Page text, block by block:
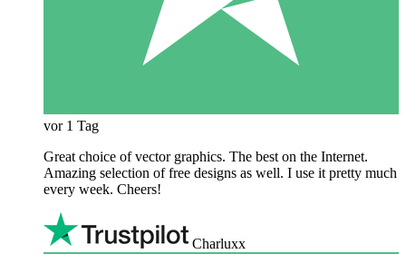
vor 1 Tag
Great choice of vector graphics. The best on the Internet.
Amazing selection of free designs as well. I use it pretty much
every week. Cheers!
Charluxx